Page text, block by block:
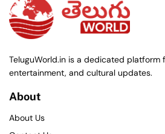
TeluguWorld.in is a dedicated platform
entertainment, and cultural updates.
About
About Us